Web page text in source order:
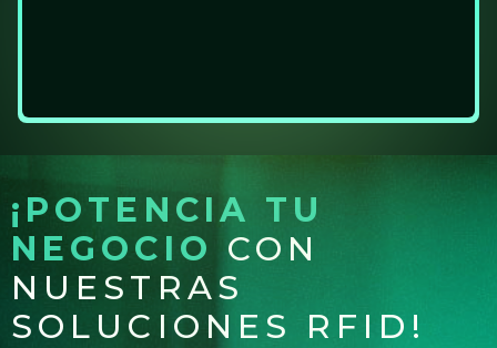
¡POTENCIA TU
NEGOCIO CON
NUESTRAS
SOLUCIONES RFID!